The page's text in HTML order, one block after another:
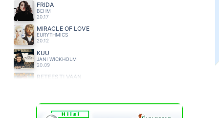
FRIDA
BEHM
20.17
MIRACLE OF LOVE
EURYTHMICS
20.12
KUU
JANI WICKHOLM
20.09
RETEESTI VAAN
ALVARO SOLER